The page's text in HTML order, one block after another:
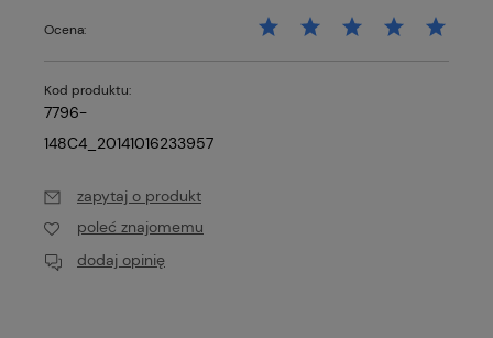
Ocena:
Kod produktu:
7796-
148C4_20141016233957
zapytaj o produkt
poleć znajomemu
dodaj opinię